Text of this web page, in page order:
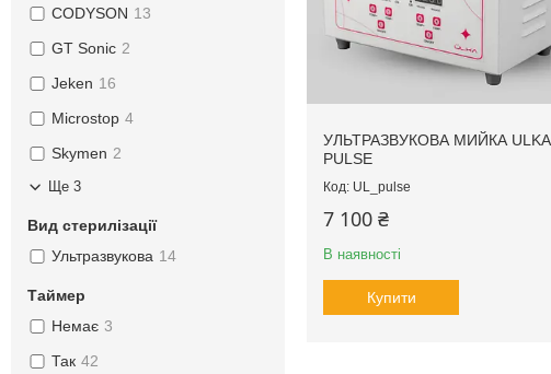
УЛЬТРАЗВУКОВА МИЙКА ULKA
PULSE
UL_pulse
7 100 ₴
В наявності
Купити
CODYSON 13
GT Sonic 2
Jeken 16
Microstop 4
Skymen 2
Ще 3
Вид стерилізації
Ультразвукова 14
Таймер
Немає 3
Так 42